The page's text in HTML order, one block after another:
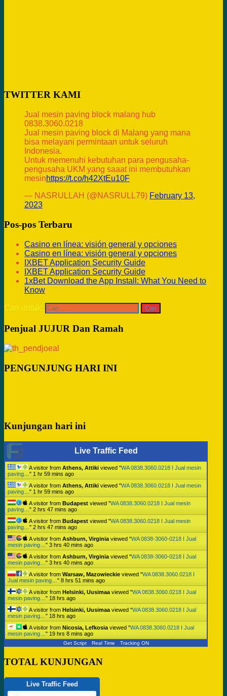
TWITTER KAMI
Jual mesin paving block malang hub
0838.3060.0218
Jual mesin paving block di Malang yang mana
bisa melayani permintaan untuk seluruh
Indonesia.
Untuk memenuhi kebutuhan para pengusaha-
pengusaha UKM yang saaat ini membutuhkan
mesinhttps://t.co/h42XtEu10F
— NASRULLAH (@NASRULL79) February 13,
2023
Pos-pos Terbaru
Casino en línea: visión general y opciones
Casino en línea: visión general y opciones
IXBET Application Security Guide
IXBET Application Security Guide
1xBet Download the App Install: What You Need to
Know
Cari untuk:
Penjual JUJUR Dan Ramah
PENGUNJUNG HARI INI
Kunjungan hari ini
Live Traffic Feed
A visitor from Athens, Attiki viewed "WA 0838.3060.0218 I Jual mesin
paving… " 1 hr 59 mins ago
A visitor from Athens, Attiki viewed "WA 0838.3060.0218 I Jual mesin
paving… " 1 hr 59 mins ago
A visitor from Budapest viewed "WA 0838.3060.0218 I Jual mesin
paving… " 2 hrs 47 mins ago
A visitor from Budapest viewed "WA 0838.3060.0218 I Jual mesin
paving… " 2 hrs 47 mins ago
A visitor from Ashburn, Virginia viewed "WA 0838-3060-0218 I Jual
mesin paving… " 3 hrs 40 mins ago
A visitor from Ashburn, Virginia viewed "WA 0838-3060-0218 I Jual
mesin paving… " 3 hrs 40 mins ago
A visitor from Warsaw, Mazowieckie viewed "WA 0838.3060.0218 I
Jual mesin paving… " 8 hrs 51 mins ago
A visitor from Helsinki, Uusimaa viewed "WA 0838.3060.0218 I Jual
mesin paving… " 18 hrs ago
A visitor from Helsinki, Uusimaa viewed "WA 0838.3060.0218 I Jual
mesin paving… " 18 hrs ago
A visitor from Nicosia, Lefkosia viewed "WA 0838.3060.0218 I Jual
mesin paving… " 19 hrs 8 mins ago
Get Script Real Time Tracking ON
TOTAL KUNJUNGAN
Live Traffic Feed